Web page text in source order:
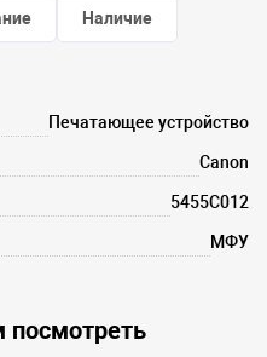
Наличие
Печатающее устройство
Canon
5455C012
МФУ